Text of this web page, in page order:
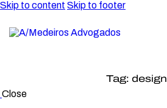
Skip to content Skip to footer
Tag: design
Close